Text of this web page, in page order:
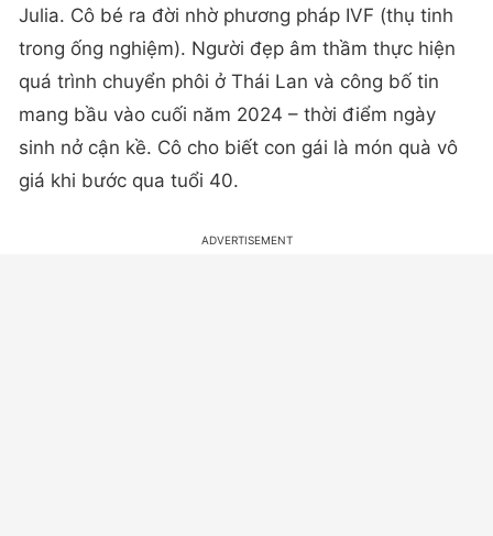
Julia. Cô bé ra đời nhờ phương pháp IVF (thụ tinh
trong ống nghiệm). Người đẹp âm thầm thực hiện
quá trình chuyển phôi ở Thái Lan và công bố tin
mang bầu vào cuối năm 2024 – thời điểm ngày
sinh nở cận kề. Cô cho biết con gái là món quà vô
giá khi bước qua tuổi 40.